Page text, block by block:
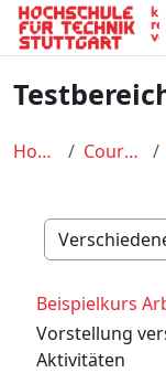
Skip to main content
Home Courses
Course
Beispielkurs
Vorstellung
Aktivitäten